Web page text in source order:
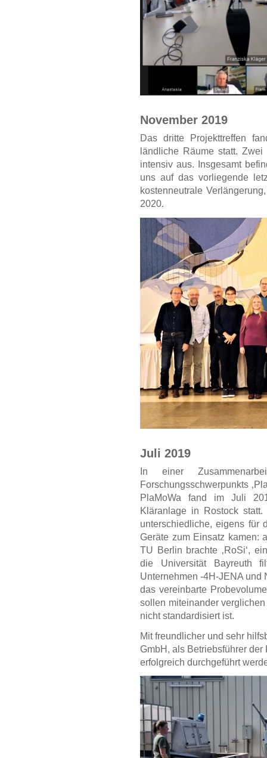
November 2019
Das dritte Projekttreffen
ländliche Räume statt.
intensiv aus. Insgesamt
uns auf das vorliegende
kostenneutrale
2020.
Juli 2019
In einer
Forschungsschwerpunkts
PlaMoWa fand im Juli
Kläranlage in Rostock
unterschiedliche, eigens für
Geräte zum Einsatz kamen:
TU Berlin brachte ‚RoSi‘,
die Universität Bayreuth
Unternehmen -4H-JENA und
das vereinbarte
sollen miteinander
nicht standardisiert ist.
Mit freundlicher und sehr
GmbH, als Betriebsführer
erfolgreich durchgeführt